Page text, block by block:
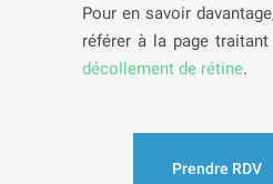
Pour en savoir
référer à la page
décollement de rétine.
Prendre RDV